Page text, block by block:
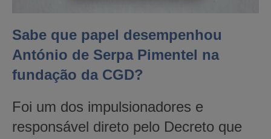
Sabe que papel desempenhou
António de Serpa Pimentel na
fundação da CGD?
Foi um dos impulsionadores e
responsável direto pelo Decreto que